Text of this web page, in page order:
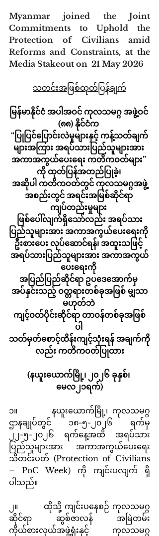
Myanmar joined the Joint
Commitments to Uphold the
Protection of Civilians amid
Reforms and Constraints,
Media Stakeout on 21 May 2026
သတင်းအဖြစ်ထုတ်ပြန်ချက်
မြန်မာနိုင်ငံ အပါအဝင် ကုလသမဂ္ဂ အဖွဲ့ဝင်
(၈၈) နိုင်ငံက
“ပြုပြင်ပြောင်းလဲမှုများနှင့် ကန့်သတ်ချက်
များအကြား အရပ်သားပြည်သူများအား
အကာအကွယ်ပေးရေး ကတိကဝတ်များ”
ကို ထုတ်ပြန်အတည်ပြုခဲ့၊
အဆိုပါ ကတိကဝတ်တွင် ကုလသမဂ္ဂအဖွဲ့
အစည်းတွင် အရင်းအမြစ်ဆိုင်ရာ
ကျပ်တည်းမှုများ
ဖြစ်ပေါ်လျက်ရှိသော်လည်း အရပ်သား
ပြည်သူများအား အကာအကွယ်ပေးရေးကို
ဦးစားပေး လုပ်ဆောင်ရန်၊ အထူးသဖြင့်
အရပ်သားပြည်သူများအား အကာအကွယ်
ပေးရေးကို
အပြည်ပြည်ဆိုင်ရာ ဥပဒေအောက်မှ
အပ်နှင်းသည့် ဝတ္တရားတစ်ခုအဖြစ် မျှသာ
မဟုတ်ဘဲ
ကျင့်ဝတ်ပိုင်းဆိုင်ရာ တာဝန်တစ်ခုအဖြစ်
ပါ
သတ်မှတ်စောင့်ထိန်းကျင့်သုံးရန် အချက်ကို
လည်း ကတိကဝတ်ပြုထား
(နယူးယောက်မြို့၊ ၂၀၂၆ ခုနှစ်၊
မေလ၂၁ရက်)
၁။        နယူးယောက်မြို့၊ ကုလသမဂ္ဂ
ဌာနချုပ်တွင် ၁၈-၅-၂၀၂၆ ရက်မှ
၂၂-၅-၂၀၂၆ ရက်နေ့အထိ အရပ်သား
ပြည်သူများအား အကာအကွယ်ပေးရေး
သီတင်းပတ် (Protection of Civilians
– PoC Week) ကို ကျင်းပလျက် ရှိ
ပါသည်။
၂။         ထိုသို့ ကျင်းပနေစဉ် ကုလသမဂ္ဂ
ဆိုင်ရာ ဆွစ်ဇာလန် အမြဲတမ်း
ကိုယ်စားလှယ်အဖွဲ့ရုံးနှင့် ကုလသမဂ္ဂ